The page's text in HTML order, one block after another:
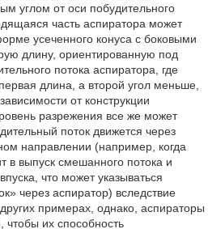
углом от оси побудительного
часть аспиратора может
усеченного конуса с боковыми
длину, ориентированную под
потока аспиратора, где
длина, а второй угол меньше,
от конструкции
разрежения все же может
поток движется через
направлении (например, когда
в выпуск смешанного потока и
что может указываться
через аспиратор) вследствие
примерах, однако, аспираторы
их способность